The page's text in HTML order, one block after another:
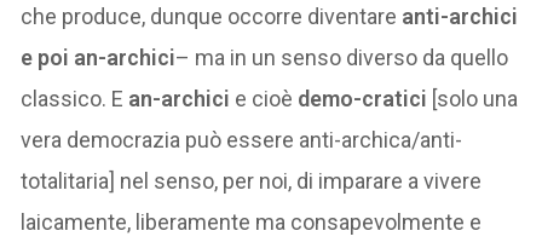
che produce, dunque occorre diventare anti-archici
e poi an-archici– ma in un senso diverso da quello
classico. E an-archici e cioè demo-cratici [solo una
vera democrazia può essere anti-archica/anti-
totalitaria] nel senso, per noi, di imparare a vivere
laicamente, liberamente ma consapevolmente e